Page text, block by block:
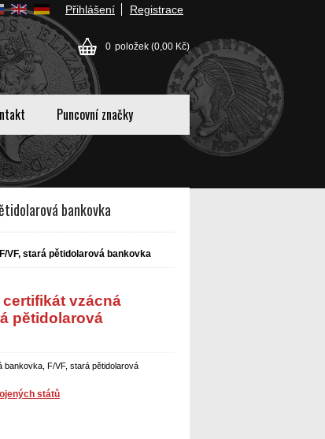
Přihlášení Registrace
0 položek (0,00 Kč)
Puncovní značky
bankovka
VF, stará pětidolarová bankovka
vzácná
pětidolarová
F/VF, stará pětidolarová
států